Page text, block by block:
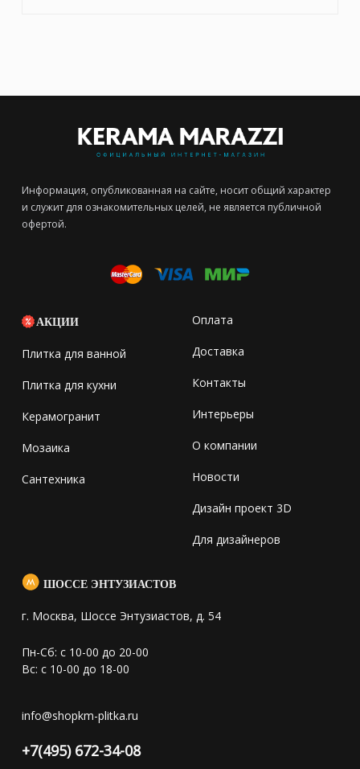
Информация, опубликованная на сайте, носит общий характер
и служит для ознакомительных целей, не является публичной
офертой.
АКЦИИ
Плитка для ванной
Плитка для кухни
Керамогранит
Мозаика
Сантехника
Оплата
Доставка
Контакты
Интерьеры
О компании
Новости
Дизайн проект 3D
Для дизайнеров
ШОССЕ ЭНТУЗИАСТОВ
г. Москва, Шоссе Энтузиастов, д. 54
Пн-Сб: с 10-00 до 20-00
Вс: с 10-00 до 18-00
info@shopkm-plitka.ru
+7(495) 672-34-08